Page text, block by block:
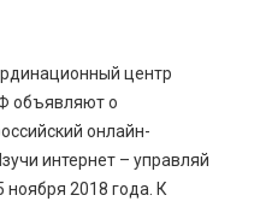
центр
объявляют о
онлайн-
интернет – управляй
ноября 2018 года. К